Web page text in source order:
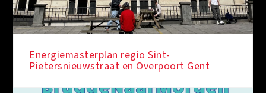
Energiemasterplan regio Sint-
Pietersnieuwstraat en Overpoort Gent